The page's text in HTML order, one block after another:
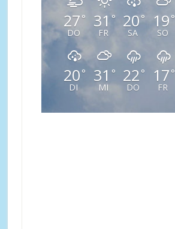
27 °
DO
31 °
FR
20°
SA
19 °
SO
20°
DI
31 °
MI
22 °
DO
17 °
FR